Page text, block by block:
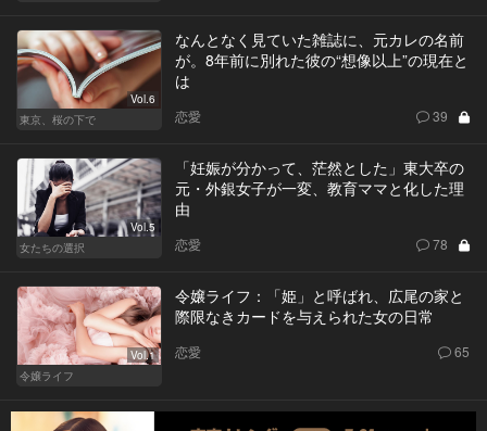
Vol.6
東京、桜の下で
なんとなく見ていた雑誌に、元カレの名前
が。8年前に別れた彼の“想像以上”の現在と
は
恋愛 39
Vol.5
女たちの選択
「妊娠が分かって、茫然とした」東大卒の
元・外銀女子が一変、教育ママと化した理
由
恋愛 78
Vol.1
令嬢ライフ
令嬢ライフ：「姫」と呼ばれ、広尾の家と
際限なきカードを与えられた女の日常
恋愛 65